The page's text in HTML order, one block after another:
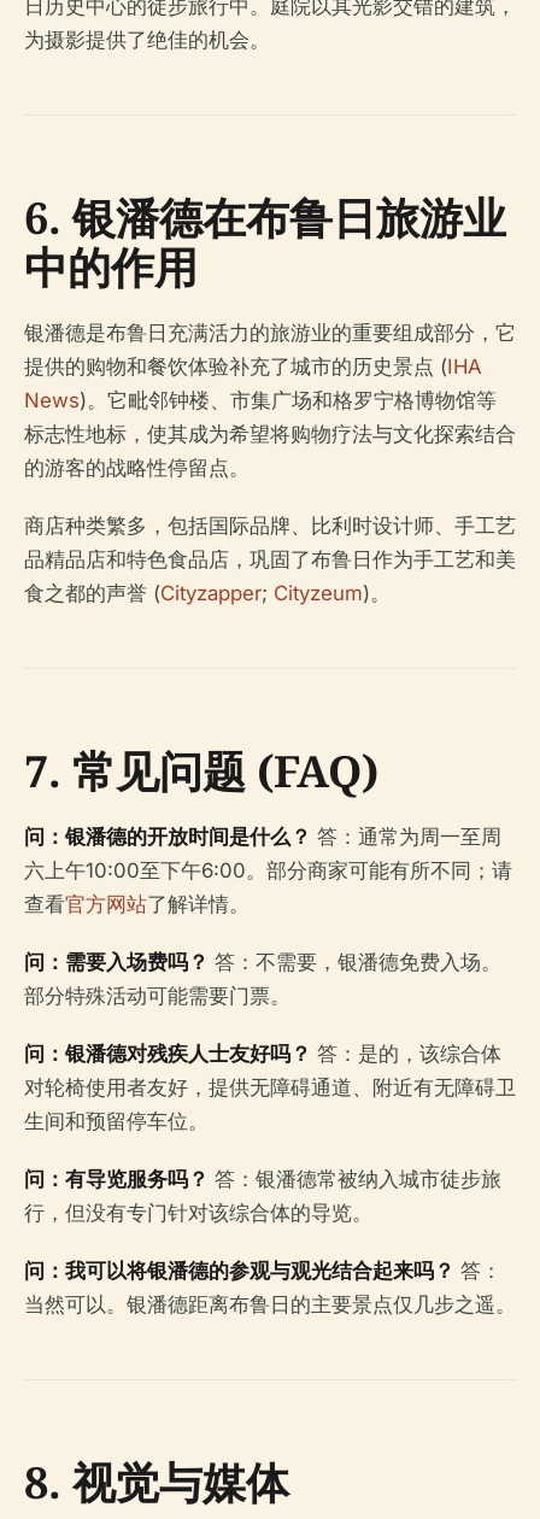
日历史中心的徒步旅行中。庭院以其光影交错的建筑，
为摄影提供了绝佳的机会。
6. 银潘德在布鲁日旅游业
中的作用
银潘德是布鲁日充满活力的旅游业的重要组成部分，它
提供的购物和餐饮体验补充了城市的历史景点 (IHA
News)。它毗邻钟楼、市集广场和格罗宁格博物馆等
标志性地标，使其成为希望将购物疗法与文化探索结合
的游客的战略性停留点。
商店种类繁多，包括国际品牌、比利时设计师、手工艺
品精品店和特色食品店，巩固了布鲁日作为手工艺和美
食之都的声誉 (Cityzapper; Cityzeum)。
7. 常见问题 (FAQ)
问：银潘德的开放时间是什么？ 答：通常为周一至周
六上午10:00至下午6:00。部分商家可能有所不同；请
查看官方网站了解详情。
问：需要入场费吗？ 答：不需要，银潘德免费入场。
部分特殊活动可能需要门票。
问：银潘德对残疾人士友好吗？ 答：是的，该综合体
对轮椅使用者友好，提供无障碍通道、附近有无障碍卫
生间和预留停车位。
问：有导览服务吗？ 答：银潘德常被纳入城市徒步旅
行，但没有专门针对该综合体的导览。
问：我可以将银潘德的参观与观光结合起来吗？ 答：
当然可以。银潘德距离布鲁日的主要景点仅几步之遥。
8. 视觉与媒体